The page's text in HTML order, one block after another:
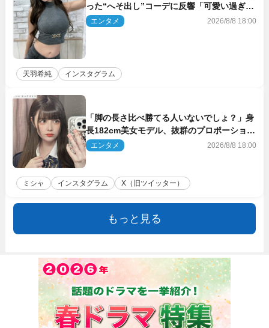
った“へそ出し”コーデに反響「可愛い過ぎ
る」
エンタメ 2026/8/8 18:00
天羽希純 インスタグラム
「脚の長さ比べ勝てる人いないでしょ？」身
長182cm美女モデル、抜群のプロポーション
にネット衝撃
エンタメ 2026/8/8 18:00
ミシャ インスタグラム X（旧ツイッター）
もっと見る